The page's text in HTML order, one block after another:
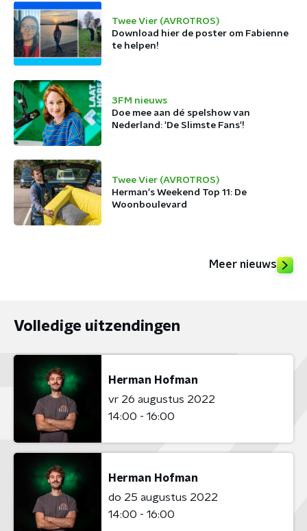
Twee Vier (AVROTROS)
Download hier de poster om Fabienne
te helpen!
3FM nieuws
Doe mee aan dé spelshow van
Nederland: 'De Slimste Fans'!
Twee Vier (AVROTROS)
Herman's Weekend Top 11: De
Woonboulevard
Meer nieuws
Volledige uitzendingen
Herman Hofman
vr 26 augustus 2022
14:00 - 16:00
Herman Hofman
do 25 augustus 2022
14:00 - 16:00